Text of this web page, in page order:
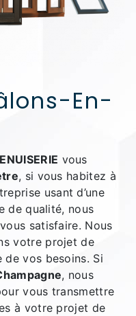
En-
vous
, si vous habitez à
usant d’une
de qualité, nous
satisfaire. Nous
votre projet de
de vos besoins. Si
, nous
vous transmettre
à votre projet de